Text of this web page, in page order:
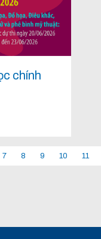
chính
7 8 9 10 11